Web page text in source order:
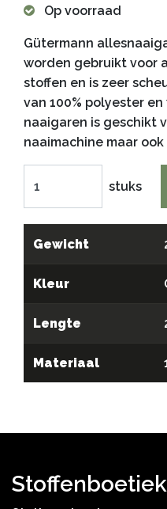
Op voorraad
Gütermann
worden gebruikt voor
stoffen en is zeer
van 100% polyester en
naaigaren is geschikt
naaimachine maar
stuks
Gewicht
Kleur
Lengte
Materiaal